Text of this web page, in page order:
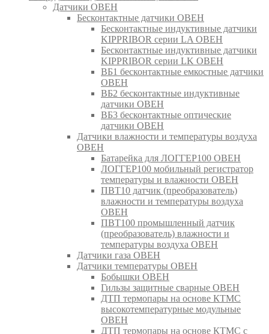
Датчики ОВЕН
Бесконтактные датчики ОВЕН
Бесконтактные индуктивные датчики
KIPPRIBOR серии LA ОВЕН
Бесконтактные индуктивные датчики
KIPPRIBOR серии LK ОВЕН
ВБ1 бесконтактные емкостные датчики
ОВЕН
ВБ2 бесконтактные индуктивные
датчики ОВЕН
ВБ3 бесконтактные оптические
датчики ОВЕН
Датчики влажности и температуры воздуха
ОВЕН
Батарейка для ЛОГГЕР100 ОВЕН
ЛОГГЕР100 мобильный регистратор
температуры и влажности ОВЕН
ПВТ10 датчик (преобразователь)
влажности и температуры воздуха
ОВЕН
ПВТ100 промышленный датчик
(преобразователь) влажности и
температуры воздуха ОВЕН
Датчики газа ОВЕН
Датчики температуры ОВЕН
Бобышки ОВЕН
Гильзы защитные сварные ОВЕН
ДТП термопары на основе КТМС
высокотемпературные модульные
ОВЕН
ДТП термопары на основе КТМС с